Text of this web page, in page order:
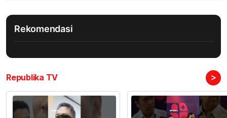
Rekomendasi
Republika TV >